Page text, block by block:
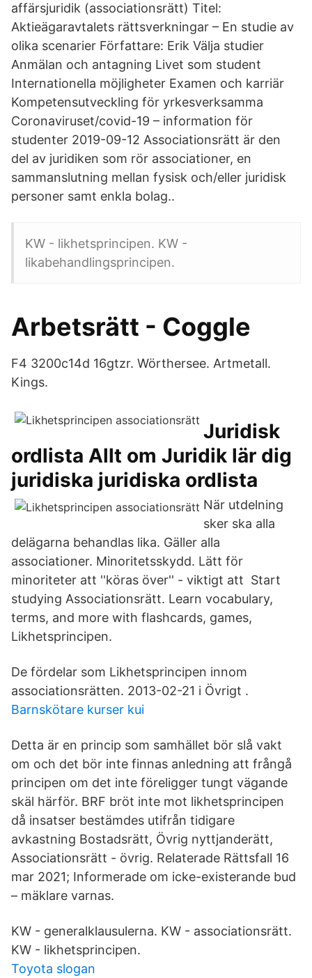
affärsjuridik (associationsrätt) Titel:
Aktieägaravtalets rättsverkningar – En studie av
olika scenarier Författare: Erik Välja studier
Anmälan och antagning Livet som student
Internationella möjligheter Examen och karriär
Kompetensutveckling för yrkesverksamma
Coronaviruset/covid-19 – information för
studenter 2019-09-12 Associationsrätt är den
del av juridiken som rör associationer, en
sammanslutning mellan fysisk och/eller juridisk
personer samt enkla bolag..
KW - likhetsprincipen. KW -
likabehandlingsprincipen.
Arbetsrätt - Coggle
F4 3200c14d 16gtzr. Wörthersee. Artmetall.
Kings.
Juridisk
ordlista Allt om Juridik lär dig
juridiska juridiska ordlista
När utdelning
sker ska alla
delägarna behandlas lika. Gäller alla
associationer. Minoritetsskydd. Lätt för
minoriteter att ''köras över'' - viktigt att Start
studying Associationsrätt. Learn vocabulary,
terms, and more with flashcards, games,
Likhetsprincipen.
De fördelar som Likhetsprincipen innom
associationsrätten. 2013-02-21 i Övrigt .
Barnskötare kurser kui
Detta är en princip som samhället bör slå vakt
om och det bör inte finnas anledning att frångå
principen om det inte föreligger tungt vägande
skäl härför. BRF bröt inte mot likhetsprincipen
då insatser bestämdes utifrån tidigare
avkastning Bostadsrätt, Övrig nyttjanderätt,
Associationsrätt - övrig. Relaterade Rättsfall 16
mar 2021; Informerade om icke-existerande bud
– mäklare varnas.
KW - generalklausulerna. KW - associationsrätt.
KW - likhetsprincipen.
Toyota slogan